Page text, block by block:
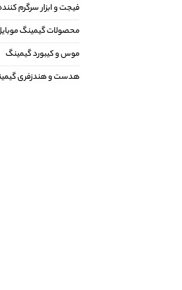
فیجت و ابزار سرگرم
محصولات گیمینگ
موس و کیبورد گیمینگ
هدست و هندزفری